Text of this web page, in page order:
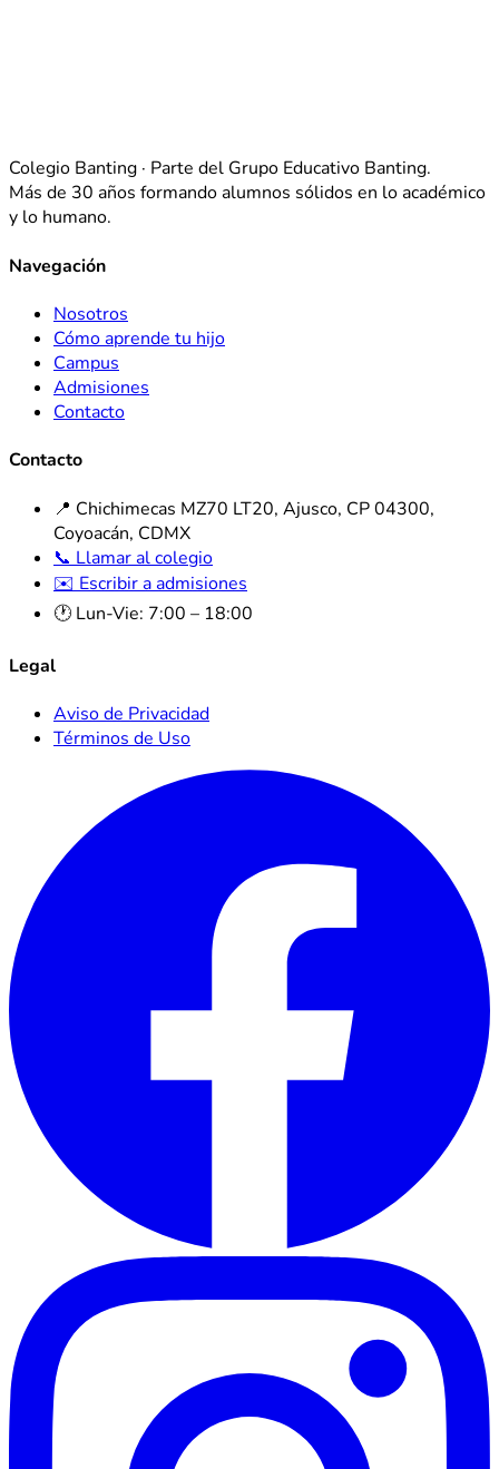
Colegio Banting · Parte del Grupo Educativo Banting.
Más de 30 años formando alumnos sólidos en lo académico
y lo humano.
Navegación
Nosotros
Cómo aprende tu hijo
Campus
Admisiones
Contacto
Contacto
📍 Chichimecas MZ70 LT20, Ajusco, CP 04300,
Coyoacán, CDMX
📞 Llamar al colegio
✉️ Escribir a admisiones
🕐 Lun-Vie: 7:00 – 18:00
Legal
Aviso de Privacidad
Términos de Uso